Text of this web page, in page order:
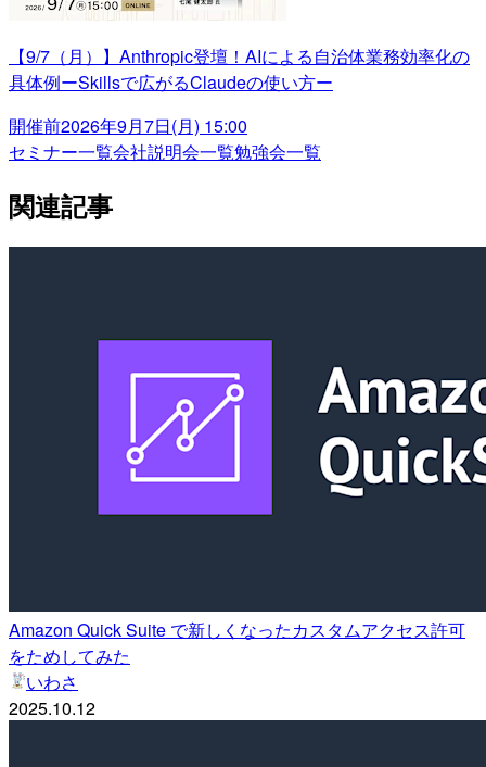
【9/7（月）】Anthropic登壇！AIによる自治体業務効率化の
具体例ーSkillsで広がるClaudeの使い方ー
開催前2026年9月7日(月) 15:00
セミナー一覧会社説明会一覧勉強会一覧
関連記事
Amazon Quick Suite で新しくなったカスタムアクセス許可
をためしてみた
いわさ
2025.10.12